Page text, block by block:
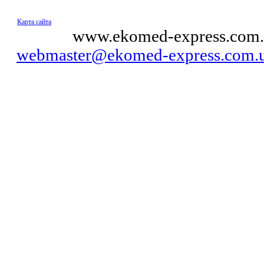
Карта сайта
www.ekomed-
webmaster@ekomed-